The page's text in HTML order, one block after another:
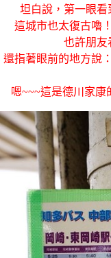
坦白說，第一眼看
這城市也太復古嚕
也許朋友
還指著眼前的地方說
嗯~~~這是德川家康